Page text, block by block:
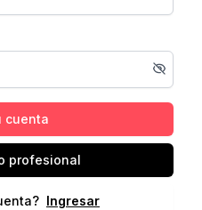
cuenta
profesional
Ingresar